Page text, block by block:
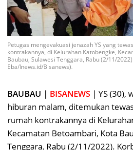
Petugas mengevakuasi jenazah YS yang
kontrakannya, di Kelurahan Katobengke,
Baubau, Sulawesi Tenggara, Rabu (2/11/
Eba/Inews.id/Bisanews).
BAUBAU | BISANEWS | YS (30),
hiburan malam, ditemukan
rumah kontrakannya di
Kecamatan Betoambari, Kota
Tenggara, Rabu (2/11/2022).